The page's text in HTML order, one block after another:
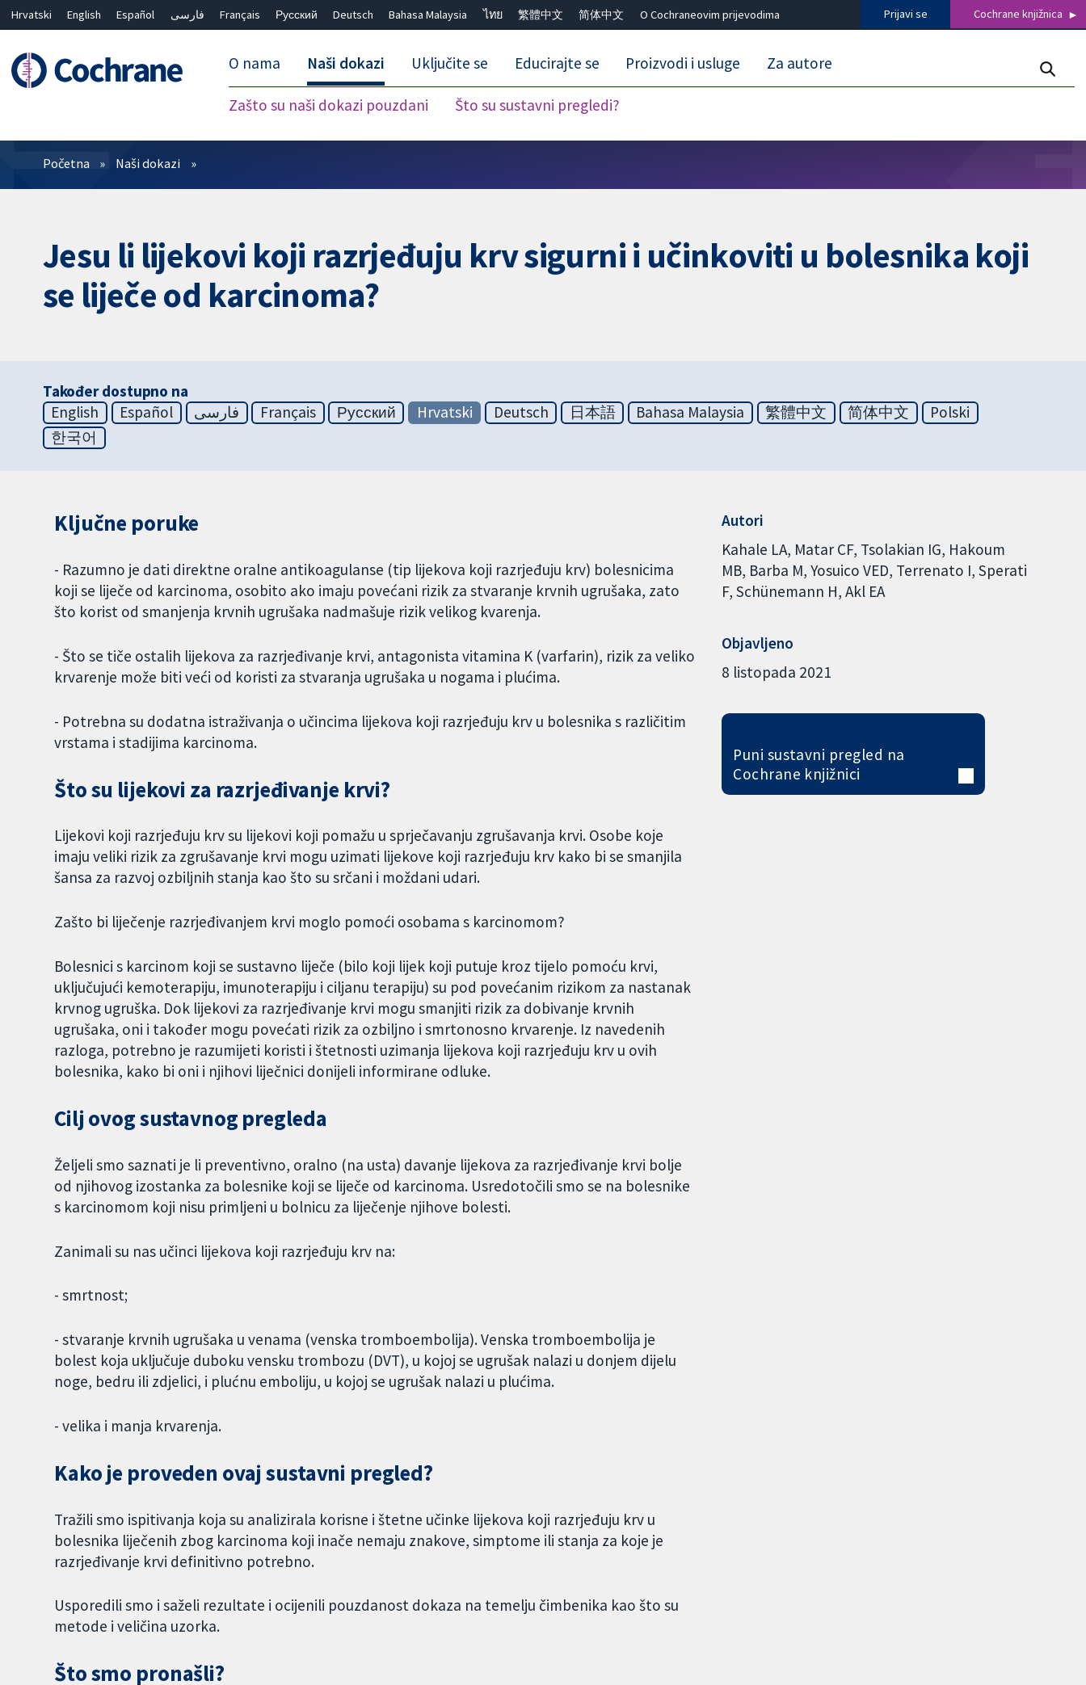
Hrvatski English Español فارسی Français Русский Deutsch Bahasa Malaysia ไทย 繁體中文 简体中文 O Cochraneovim prijevodima Prijavi se Cochrane knjižnica
O nama Naši dokazi
Zašto su naši dokazi pouzdani Što su sustavni pregledi?
Uključite se Educirajte se Proizvodi i usluge Za autore
Prečistači
Početna Naši dokazi
Jesu li lijekovi koji razrjeđuju krv sigurni i učinkoviti u bolesnika koji
se liječe od karcinoma?
Također dostupno na
English
Español فارسی Français Русский Hrvatski Deutsch 日本語 Bahasa Malaysia 繁體中文 简体中文
Polski
한국어
Ključne poruke
- Razumno je dati direktne oralne antikoagulanse (tip lijekova koji razrjeđuju krv) bolesnicima
koji se liječe od karcinoma, osobito ako imaju povećani rizik za stvaranje krvnih ugrušaka, zato
što korist od smanjenja krvnih ugrušaka nadmašuje rizik velikog kvarenja.
- Što se tiče ostalih lijekova za razrjeđivanje krvi, antagonista vitamina K (varfarin), rizik za veliko
krvarenje može biti veći od koristi za stvaranja ugrušaka u nogama i plućima.
- Potrebna su dodatna istraživanja o učincima lijekova koji razrjeđuju krv u bolesnika s različitim
vrstama i stadijima karcinoma.
Što su lijekovi za razrjeđivanje krvi?
Lijekovi koji razrjeđuju krv su lijekovi koji pomažu u sprječavanju zgrušavanja krvi. Osobe koje
imaju veliki rizik za zgrušavanje krvi mogu uzimati lijekove koji razrjeđuju krv kako bi se smanjila
šansa za razvoj ozbiljnih stanja kao što su srčani i moždani udari.
Zašto bi liječenje razrjeđivanjem krvi moglo pomoći osobama s karcinomom?
Bolesnici s karcinom koji se sustavno liječe (bilo koji lijek koji putuje kroz tijelo pomoću krvi,
uključujući kemoterapiju, imunoterapiju i ciljanu terapiju) su pod povećanim rizikom za nastanak
krvnog ugruška. Dok lijekovi za razrjeđivanje krvi mogu smanjiti rizik za dobivanje krvnih
ugrušaka, oni i također mogu povećati rizik za ozbiljno i smrtonosno krvarenje. Iz navedenih
razloga, potrebno je razumijeti koristi i štetnosti uzimanja lijekova koji razrjeđuju krv u ovih
bolesnika, kako bi oni i njihovi liječnici donijeli informirane odluke.
Cilj ovog sustavnog pregleda
Željeli smo saznati je li preventivno, oralno (na usta) davanje lijekova za razrjeđivanje krvi bolje
od njihovog izostanka za bolesnike koji se liječe od karcinoma. Usredotočili smo se na bolesnike
s karcinomom koji nisu primljeni u bolnicu za liječenje njihove bolesti.
Zanimali su nas učinci lijekova koji razrjeđuju krv na:
- smrtnost;
- stvaranje krvnih ugrušaka u venama (venska tromboembolija). Venska tromboembolija je
bolest koja uključuje duboku vensku trombozu (DVT), u kojoj se ugrušak nalazi u donjem dijelu
noge, bedru ili zdjelici, i plućnu emboliju, u kojoj se ugrušak nalazi u plućima.
- velika i manja krvarenja.
Kako je proveden ovaj sustavni pregled?
Tražili smo ispitivanja koja su analizirala korisne i štetne učinke lijekova koji razrjeđuju krv u
bolesnika liječenih zbog karcinoma koji inače nemaju znakove, simptome ili stanja za koje je
razrjeđivanje krvi definitivno potrebno.
Usporedili smo i saželi rezultate i ocijenili pouzdanost dokaza na temelju čimbenika kao što su
metode i veličina uzorka.
Što smo pronašli?
Autori
Kahale LA Matar CF Tsolakian IG Hakoum
MB Barba M Yosuico VED Terrenato I Sperati
F Schünemann H Akl EA
Objavljeno
8 listopada 2021
Puni sustavni pregled na
Cochrane knjižnici